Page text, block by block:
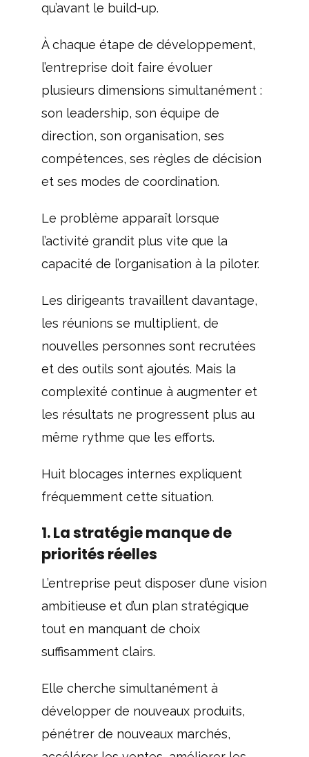
qu’avant le build-up.
À chaque étape de développement,
l’entreprise doit faire évoluer
plusieurs dimensions simultanément :
son leadership, son équipe de
direction, son organisation, ses
compétences, ses règles de décision
et ses modes de coordination.
Le problème apparaît lorsque
l’activité grandit plus vite que la
capacité de l’organisation à la piloter.
Les dirigeants travaillent davantage,
les réunions se multiplient, de
nouvelles personnes sont recrutées
et des outils sont ajoutés. Mais la
complexité continue à augmenter et
les résultats ne progressent plus au
même rythme que les efforts.
Huit blocages internes expliquent
fréquemment cette situation.
1. La stratégie manque de
priorités réelles
L’entreprise peut disposer d’une vision
ambitieuse et d’un plan stratégique
tout en manquant de choix
suffisamment clairs.
Elle cherche simultanément à
développer de nouveaux produits,
pénétrer de nouveaux marchés,